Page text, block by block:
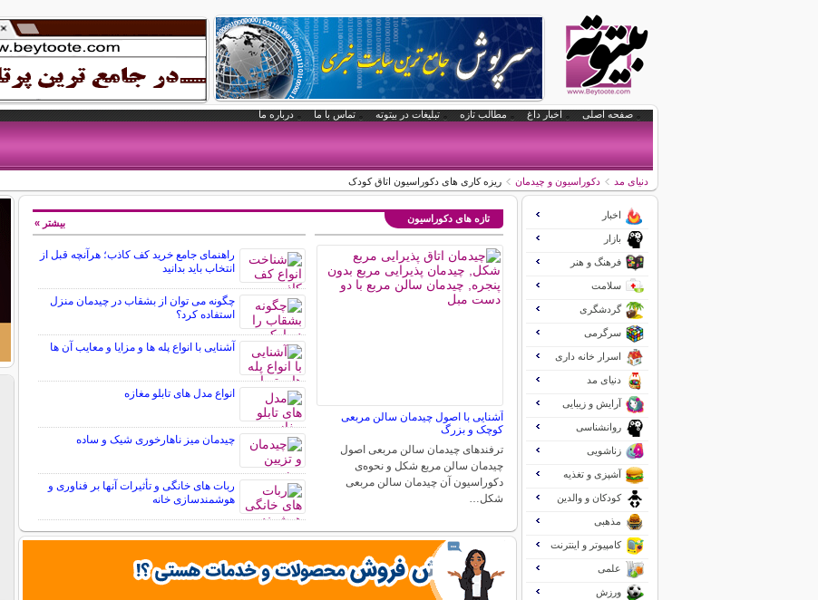
صفحه اصلی اخبار داغ مطالب تازه تبلیغات در بیتوته تماس با ما درباره ما
دنیای مد دکوراسیون و چیدمان ریزه کاری های دکوراسیون اتاق کودک
تازه های دکوراسیون
آشنایی با اصول چیدمان سالن مربعی
کوچک و بزرگ
ترفندهای چیدمان سالن مربعی اصول
چیدمان سالن مربع شکل و نحوه‌ی
دکوراسیون آن چیدمان سالن مربعی
شکل…
راهنمای جامع خرید کف کاذب؛ هرآنچه قبل از
انتخاب باید بدانید
چگونه می توان از بشقاب در چیدمان منزل
استفاده کرد؟
آشنایی با انواع پله ها و مزایا و معایب آن ها
انواع مدل های تابلو مغازه
چیدمان میز ناهارخوری شیک و ساده
ربات ‌های خانگی و تأثیرات آنها بر فناوری و
هوشمندسازی خانه
بیشتر »
اخبار
بازار
فرهنگ و هنر
سلامت
گردشگری
سرگرمی
اسرار خانه داری
دنیای مد
آرایش و زیبایی
روانشناسی
زناشویی
آشپزی و تغذیه
کودکان و والدین
مذهبی
کامپیوتر و اینترنت
علمی
ورزش